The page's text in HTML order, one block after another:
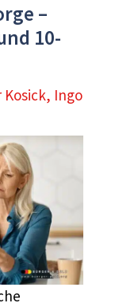
–
10-
Kosick, Ingo